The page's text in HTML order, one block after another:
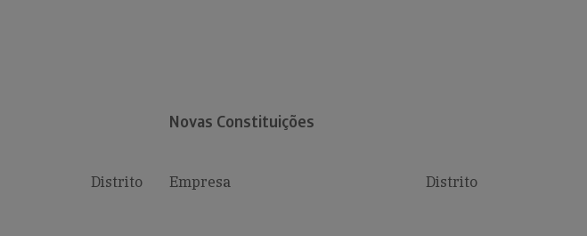
Distrito
Novas Constituições
Empresa Distrito